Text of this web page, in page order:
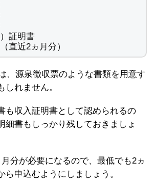
証明書
直近2ヵ月分）
、源泉徴収票のような書類を用意す
しれません。
も収入証明書として認められるの
細書もしっかり残しておきましょ
分が必要になるので、最低でも2ヵ
ら申込むようにしましょう。